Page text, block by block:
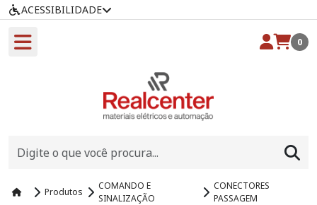
ACESSIBILIDADE
0
Produtos
COMANDO E
SINALIZAÇÃO
CONECTORES
PASSAGEM